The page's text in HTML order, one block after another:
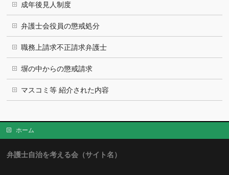
成年後見人制度
弁護士会役員の懲戒処分
職務上請求不正請求弁護士
塀の中からの懲戒請求
マスコミ等 紹介された内容
ホーム
弁護士自治を考える会（サイト名）